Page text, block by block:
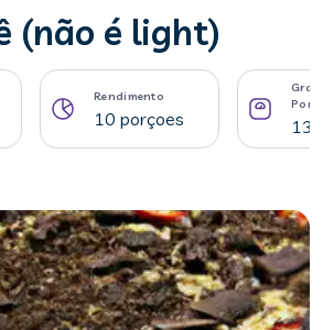
(não é light)
Rendimento
10 porçoes